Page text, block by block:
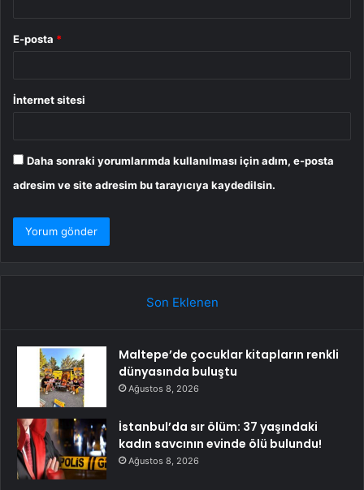
E-posta *
İnternet sitesi
Daha sonraki yorumlarımda kullanılması için adım, e-posta
adresim ve site adresim bu tarayıcıya kaydedilsin.
Son Eklenen
Maltepe’de çocuklar kitapların renkli
dünyasında buluştu
Ağustos 8, 2026
İstanbul’da sır ölüm: 37 yaşındaki
kadın savcının evinde ölü bulundu!
Ağustos 8, 2026